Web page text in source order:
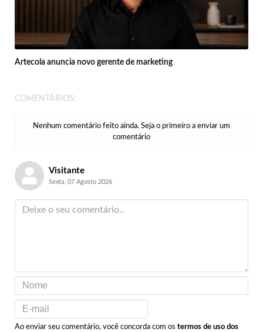
Artecola anuncia novo gerente de marketing
COMENTÁRIOS:
Nenhum comentário feito ainda. Seja o primeiro a enviar um
comentário
Visitante
Sexta, 07 Agosto 2026
Ao enviar seu comentário, você concorda com os termos de uso dos